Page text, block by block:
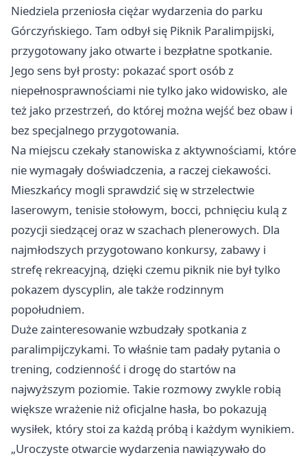
Niedziela przeniosła ciężar wydarzenia do parku
Górczyńskiego. Tam odbył się Piknik Paralimpijski,
przygotowany jako otwarte i bezpłatne spotkanie.
Jego sens był prosty: pokazać sport osób z
niepełnosprawnościami nie tylko jako widowisko, ale
też jako przestrzeń, do której można wejść bez obaw i
bez specjalnego przygotowania.
Na miejscu czekały stanowiska z aktywnościami, które
nie wymagały doświadczenia, a raczej ciekawości.
Mieszkańcy mogli sprawdzić się w strzelectwie
laserowym, tenisie stołowym, bocci, pchnięciu kulą z
pozycji siedzącej oraz w szachach plenerowych. Dla
najmłodszych przygotowano konkursy, zabawy i
strefę rekreacyjną, dzięki czemu piknik nie był tylko
pokazem dyscyplin, ale także rodzinnym
popołudniem.
Duże zainteresowanie wzbudzały spotkania z
paralimpijczykami. To właśnie tam padały pytania o
trening, codzienność i drogę do startów na
najwyższym poziomie. Takie rozmowy zwykle robią
większe wrażenie niż oficjalne hasła, bo pokazują
wysiłek, który stoi za każdą próbą i każdym wynikiem.
„Uroczyste otwarcie wydarzenia nawiązywało do